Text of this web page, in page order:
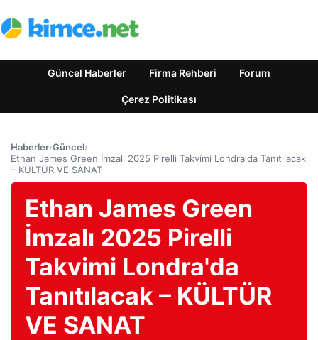
Güncel Haberler Firma Rehberi Forum
Çerez Politikası
Haberler›Güncel›
Ethan James Green İmzalı 2025 Pirelli Takvimi Londra'da Tanıtılacak
– KÜLTÜR VE SANAT
Ethan James Green
İmzalı 2025 Pirelli
Takvimi Londra'da
Tanıtılacak – KÜLTÜR
VE SANAT